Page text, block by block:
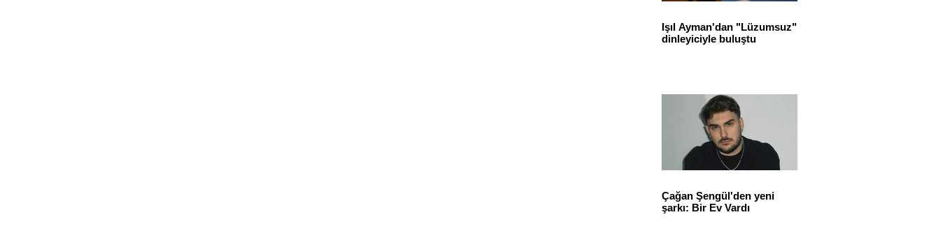
Işıl Ayman'dan "Lüzumsuz"
dinleyiciyle buluştu
Çağan Şengül'den yeni
şarkı: Bir Ev Vardı